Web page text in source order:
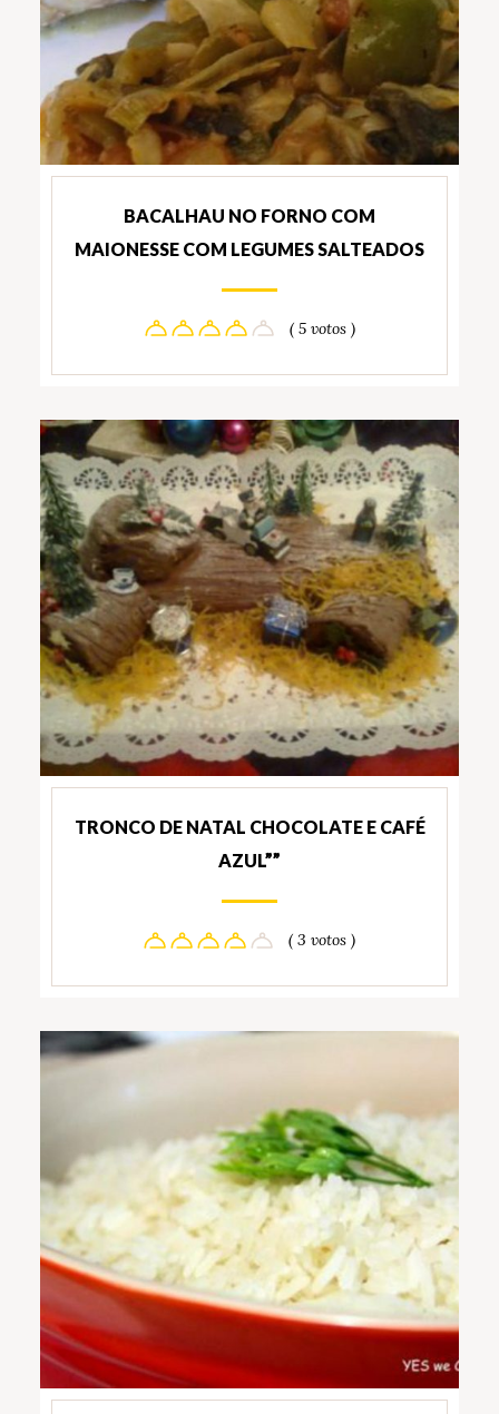
BACALHAU NO FORNO COM
MAIONESSE COM LEGUMES SALTEADOS
( 5 votos )
TRONCO DE NATAL CHOCOLATE E CAFÉ
AZUL””
( 3 votos )